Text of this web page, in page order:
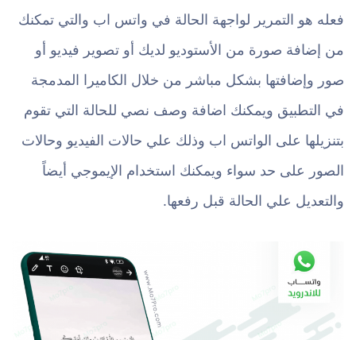
فعله هو التمرير لواجهة الحالة في واتس اب والتي تمكنك
من إضافة صورة من الأستوديو لديك أو تصوير فيديو أو
صور وإضافتها بشكل مباشر من خلال الكاميرا المدمجة
في التطبيق ويمكنك اضافة وصف نصي للحالة التي تقوم
بتنزيلها على الواتس اب وذلك علي حالات الفيديو وحالات
الصور على حد سواء ويمكنك استخدام الإيموجي أيضاً
والتعديل علي الحالة قبل رفعها.